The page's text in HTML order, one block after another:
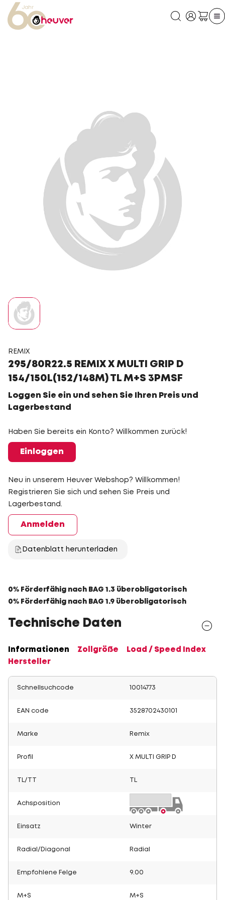
REMIX
295/80R22.5 REMIX X MULTI GRIP D
154/150L(152/148M) TL M+S 3PMSF
Loggen Sie ein und sehen Sie Ihren Preis und
Lagerbestand
Haben Sie bereits ein Konto? Willkommen zurück!
Einloggen
Neu in unserem Heuver Webshop? Willkommen!
Registrieren Sie sich und sehen Sie Preis und
Lagerbestand.
Anmelden
Datenblatt herunterladen
0% Förderfähig nach BAG 1.3 überobligatorisch
0% Förderfähig nach BAG 1.9 überobligatorisch
Technische Daten
Informationen Zollgröße
Load / Speed Index
Hersteller
Schnellsuchcode 10014773
EAN code 3528702430101
Marke Remix
Profil X MULTI GRIP D
TL/TT
Achsposition
Einsatz Winter
Radial/Diagonal Radial
Empfohlene Felge 9.00
M+S M+S